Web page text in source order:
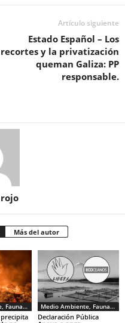
Artículo siguiente
Estado Español – Los
recortes y la privatización
queman Galiza: PP
responsable.
Más del autor
Medio Ambiente, Fauna y Sociedad
precipita
Medio Ambiente, Fauna y Sociedad
Declaración Pública